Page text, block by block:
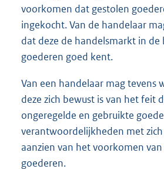
voorkomen dat gestolen
ingekocht. Van de handelaar
dat deze de handelsmarkt in
goederen goed kent.
Van een handelaar mag tevens
deze zich bewust is van het feit
ongeregelde en gebruikte
verantwoordelijkheden met
aanzien van het voorkomen
goederen.